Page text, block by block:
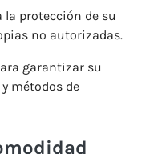
la protección de su
no autorizadas.
garantizar su
métodos de